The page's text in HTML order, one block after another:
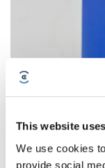
This website
We use cookies
provide social